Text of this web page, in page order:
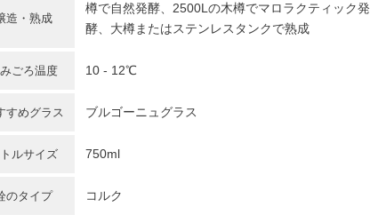
造・熟成
樽で自然発酵、2500Lの木樽でマロラクティック発
酵、大樽またはステンレスタンクで熟成
ごろ温度 10 - 12℃
すめグラス ブルゴーニュグラス
ルサイズ 750ml
のタイプ コルク